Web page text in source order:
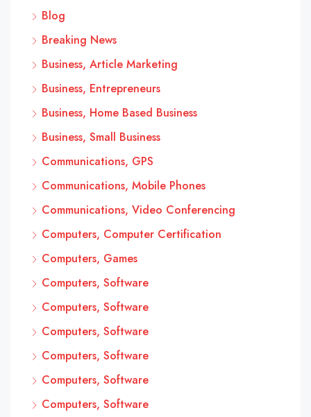
Blog
Breaking News
Business, Article Marketing
Business, Entrepreneurs
Business, Home Based Business
Business, Small Business
Communications, GPS
Communications, Mobile Phones
Communications, Video Conferencing
Computers, Computer Certification
Computers, Games
Computers, Software
Computers, Software
Computers, Software
Computers, Software
Computers, Software
Computers, Software